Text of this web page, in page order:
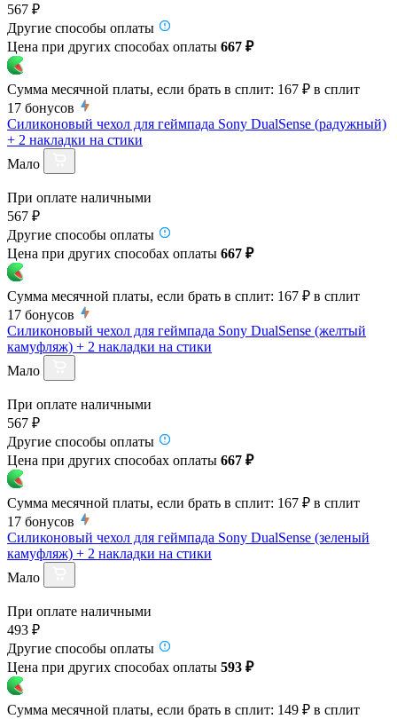
567 ₽
Другие способы оплаты
Цена при других способах оплаты 667 ₽
Сумма месячной платы, если брать в сплит: 167 ₽ в сплит
17 бонусов
Силиконовый чехол для геймпада Sony DualSense (радужный)
+ 2 накладки на стики
Мало
При оплате наличными
567 ₽
Другие способы оплаты
Цена при других способах оплаты 667 ₽
Сумма месячной платы, если брать в сплит: 167 ₽ в сплит
17 бонусов
Силиконовый чехол для геймпада Sony DualSense (желтый
камуфляж) + 2 накладки на стики
Мало
При оплате наличными
567 ₽
Другие способы оплаты
Цена при других способах оплаты 667 ₽
Сумма месячной платы, если брать в сплит: 167 ₽ в сплит
17 бонусов
Силиконовый чехол для геймпада Sony DualSense (зеленый
камуфляж) + 2 накладки на стики
Мало
При оплате наличными
493 ₽
Другие способы оплаты
Цена при других способах оплаты 593 ₽
Сумма месячной платы, если брать в сплит: 149 ₽ в сплит